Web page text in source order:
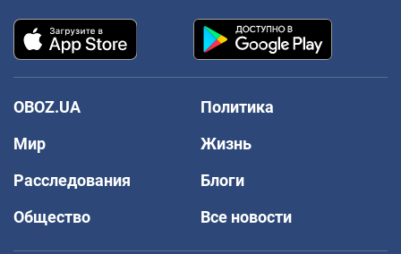
OBOZ.UA
Политика
Мир
Жизнь
Расследования
Блоги
Общество
Все новости